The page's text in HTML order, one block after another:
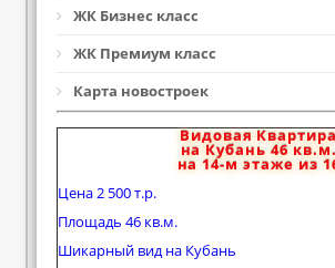
ЖК Бизнес класс
ЖК Премиум класс
Карта новостроек
Видовая Квартира
на Кубань 46 кв.м.
на 14-м этаже из 16
Цена 2 500 т.р.
Площадь 46 кв.м.
Шикарный вид на Кубань